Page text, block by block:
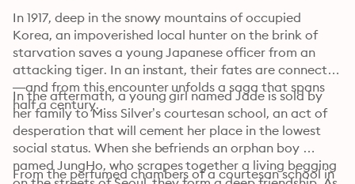
In 1917, deep in the snowy mountains of occupied
Korea, an impoverished local hunter on the brink of
starvation saves a young Japanese officer from an
attacking tiger. In an instant, their fates are connected
—and from this encounter unfolds a saga that spans
half a century.
In the aftermath, a young girl named Jade is sold by
her family to Miss Silver’s courtesan school, an act of
desperation that will cement her place in the lowest
social status. When she befriends an orphan boy
named JungHo, who scrapes together a living begging
From the perfumed chambers of a courtesan school in